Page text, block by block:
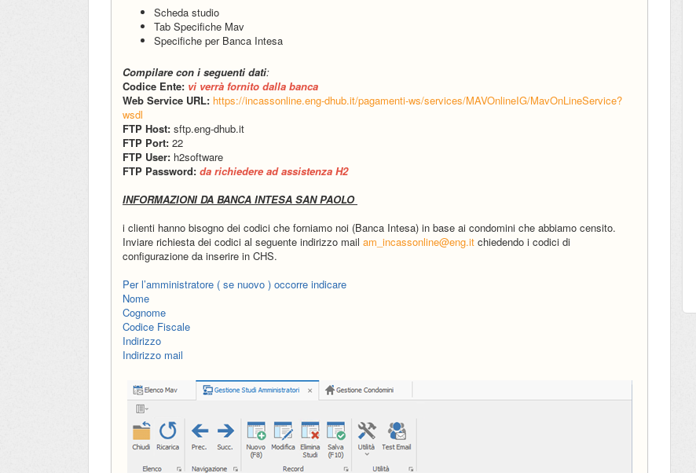
Scheda studio
Tab Specifiche Mav
Specifiche per Banca Intesa
Compilare con i seguenti dati:
Codice Ente: vi verrà fornito dalla banca
Web Service URL: https://incassonline.eng-dhub.it/pagamenti-ws/services/MAVOnlineIG/MavOnLineService?
wsdl
FTP Host: sftp.eng-dhub.it
FTP Port: 22
FTP User: h2software
FTP Password: da richiedere ad assistenza H2
INFORMAZIONI DA BANCA INTESA SAN PAOLO
i clienti hanno bisogno dei codici che forniamo noi (Banca Intesa) in base ai condomini che abbiamo censito.
Inviare richiesta dei codici al seguente indirizzo mail am_incassonline@eng.it chiedendo i codici di
configurazione da inserire in CHS.
Per l’amministratore ( se nuovo ) occorre indicare
Nome
Cognome
Codice Fiscale
Indirizzo
Indirizzo mail